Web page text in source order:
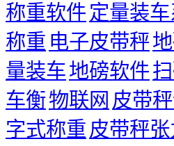
称重软件 定量装
称重 电子皮带秤
量装车地磅软件
车衡物联网 皮带
字式称重 皮带秤张